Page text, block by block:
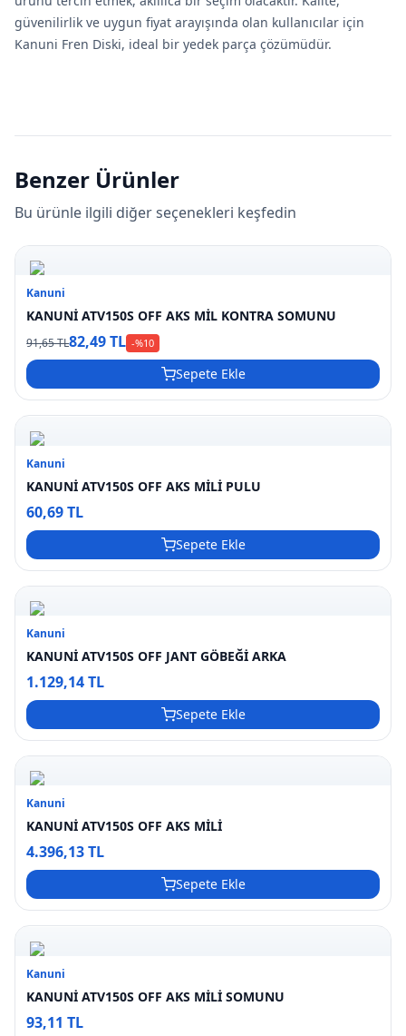
güvenilirlik ve uygun fiyat arayışında olan kullanıcılar için
Kanuni Fren Diski, ideal bir yedek parça çözümüdür.
Benzer Ürünler
Bu ürünle ilgili diğer seçenekleri keşfedin
Kanuni
KANUNİ ATV150S OFF AKS MİL KONTRA SOMUNU
91,65 TL82,49 TL -%10
Sepete Ekle
Kanuni
KANUNİ ATV150S OFF AKS MİLİ PULU
60,69 TL
Sepete Ekle
Kanuni
KANUNİ ATV150S OFF JANT GÖBEĞİ ARKA
1.129,14 TL
Sepete Ekle
Kanuni
KANUNİ ATV150S OFF AKS MİLİ
4.396,13 TL
Sepete Ekle
Kanuni
KANUNİ ATV150S OFF AKS MİLİ SOMUNU
93,11 TL